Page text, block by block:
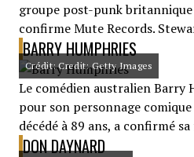
groupe post-punk britannique
confirme Mute Records.
BARRY HUMPHRIES
Crédit: Credit: Getty Images
Le comédien australien Barry
pour son personnage comique
décédé à 89 ans, a confirmé
DON DAYNARD